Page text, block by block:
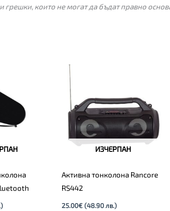
които не могат да бъдат правно
ИЗЧЕРПАН
Активна тонколона Rancore
RS442
25.00€ (48.90 лв.)